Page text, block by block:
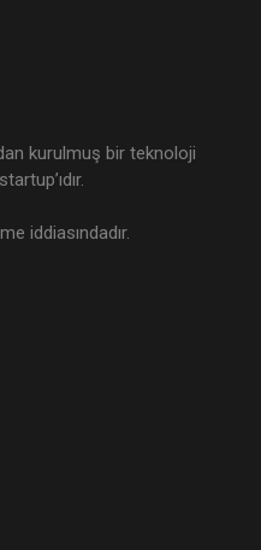
Hukuku Kongresi -
kurulmuş bir teknoloji
iddiasındadır.